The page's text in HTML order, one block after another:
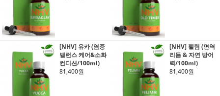
[NHV] 유카 (염증
밸런스 케어&소화
컨디션/100ml)
81,400원
[NHV] 펠림 (면역
리듬 & 자연 방어
력/100ml)
81,400원